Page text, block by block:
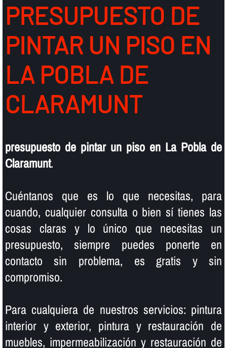
PRESUPUESTO DE
PINTAR UN PISO EN
LA POBLA DE
CLARAMUNT
presupuesto de pintar un piso en La Pobla de
Claramunt.
Cuéntanos que es lo que necesitas, para
cuando, cualquier consulta o bien sí­ tienes las
cosas claras y lo único que necesitas un
presupuesto, siempre puedes ponerte en
contacto sin problema, es gratis y sin
compromiso.
Para cualquiera de nuestros servicios: pintura
interior y exterior, pintura y restauración de
muebles, impermeabilización y restauración de